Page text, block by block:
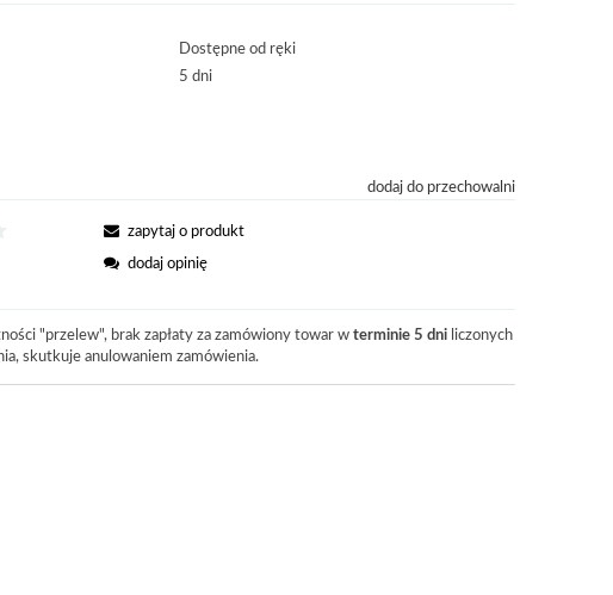
Dostępne od ręki
5 dni
dodaj do przechowalni
zapytaj o produkt
dodaj opinię
"przelew", brak zapłaty za zamówiony towar w terminie 5 dniliczonych
skutkuje anulowaniem zamówienia.